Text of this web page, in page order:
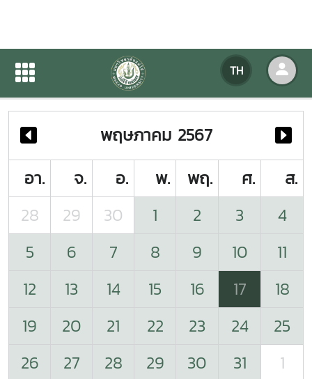
TH
ปฏิทินกิจกรรมของหน่วยงาน
ปฏิทินกิจกรรมของหน่วยงาน
พฤษภาคม 2567
อา.
จ. อ. พ. พฤ. ศ.
ส.
28
29 30 1 2 3
4
5
6 7 8 9 10
11
12
13 14 15 16 17
18
19
20 21 22 23 24
25
26
27 28 29 30 31
1